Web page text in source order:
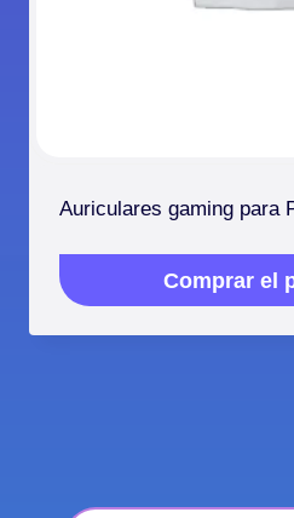
Auriculares gaming para
Comprar el